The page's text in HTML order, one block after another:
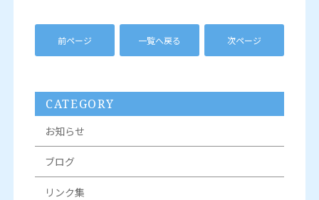
前ページ 一覧へ戻る 次ページ
CATEGORY
お知らせ
ブログ
リンク集